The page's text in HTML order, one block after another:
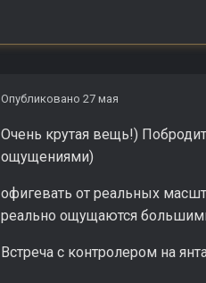
Опубликовано 27 мая
Очень крутая вещь!)
ощущениями)
офигевать от реальных
реально ощущаются
Встреча с контролером на